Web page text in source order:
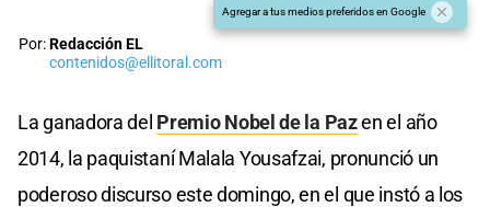
Agregar a tus medios preferidos en Google
Por:Redacción EL
contenidos@ellitoral.com
La ganadora del Premio Nobel de la Pazen el año
2014, la paquistaní Malala Yousafzai, pronunció un
poderoso discurso este domingo, en el que instó a los